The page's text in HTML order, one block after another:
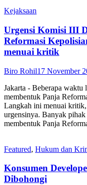
Kejaksaan
Urgensi Komisi III
Reformasi
menuai kritik
Biro Rohil17 November
Jakarta - Beberapa
membentuk Panja
Langkah ini menuai
urgensinya. Banyak
membentuk Panja
Featured, Hukum dan
Konsumen
Dibohongi